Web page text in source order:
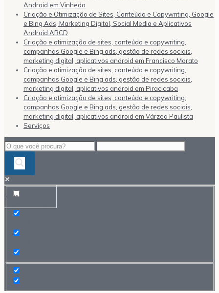
Android em Vinhedo
Criação e Otimização de Sites, Conteúdo e Copywriting, Google
e Bing Ads, Marketing Digital, Social Media e Aplicativos
Android ABCD
Criação e otimização de sites, conteúdo e copywriting,
campanhas Google e Bing ads, gestão de redes sociais,
marketing digital, aplicativos android em Francisco Morato
Criação e otimização de sites, conteúdo e copywriting,
campanhas Google e Bing ads, gestão de redes sociais,
marketing digital, aplicativos android em Piracicaba
Criação e otimização de sites, conteúdo e copywriting,
campanhas Google e Bing ads, gestão de redes sociais,
marketing digital, aplicativos android em Várzea Paulista
Serviços
Mais resultados...